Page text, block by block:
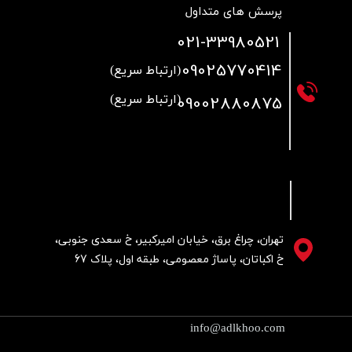
تهران، چراغ برق، خیابان امیرکبیر، خ سعدی جنوبی،
خ اکباتان، پاساژ معصومی، طبقه اول، پلاک 67
info@adlkhoo.com
پرسش های متداول
021-33980521
09025770414(ارتباط سریع)
09002880875(ارتباط سریع)